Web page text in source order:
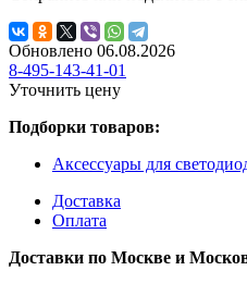
Обновлено 06.08.2026
8-495-143-41-01
Уточнить цену
Подборки товаров:
Аксессуары для
Доставка
Оплата
Доставки по Москве и